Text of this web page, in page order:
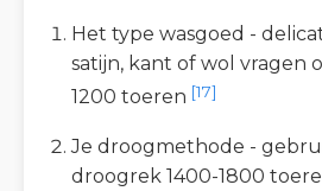
Het type wasgoed -
satijn, kant of wol vragen
1200 toeren [17]
Je droogmethode -
droogrek 1400-1800